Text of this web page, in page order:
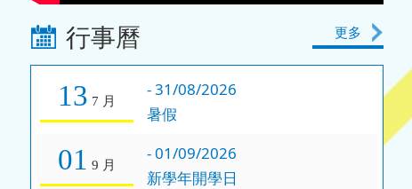
更多
行事曆
13 7 月
-31/08/2026
暑假
01 9 月
-01/09/2026
新學年開學日